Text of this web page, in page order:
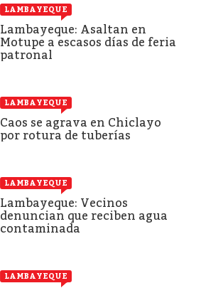
LAMBAYEQUE
Lambayeque: Asaltan en
Motupe a escasos días de feria
patronal
LAMBAYEQUE
Caos se agrava en Chiclayo
por rotura de tuberías
LAMBAYEQUE
Lambayeque: Vecinos
denuncian que reciben agua
contaminada
LAMBAYEQUE